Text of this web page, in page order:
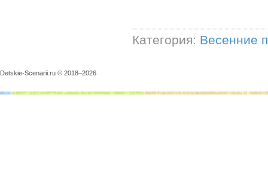
Категория: Весенние
Detskie-Scenarii.ru © 2018–2026